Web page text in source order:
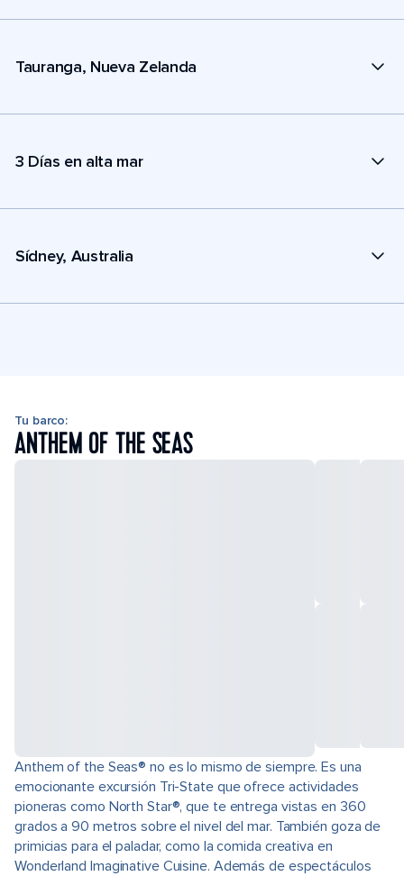
Tauranga, Nueva Zelanda
3 Días en alta mar
Sídney, Australia
Tu barco:
ANTHEM OF THE SEAS
Anthem of the Seas® no es lo mismo de siempre. Es una
emocionante excursión Tri-State que ofrece actividades
pioneras como North Star®, que te entrega vistas en 360
grados a 90 metros sobre el nivel del mar. También goza de
primicias para el paladar, como la comida creativa en
Wonderland Imaginative Cuisine. Además de espectáculos